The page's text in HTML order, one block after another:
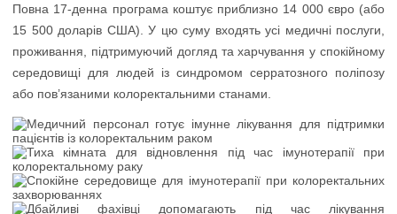
Повна 17-денна програма коштує приблизно 14 000 євро (або
15 500 доларів США). У цю суму входять усі медичні послуги,
проживання, підтримуючий догляд та харчування у спокійному
середовищі для людей із синдромом серратозного поліпозу
або пов’язаними колоректальними станами.